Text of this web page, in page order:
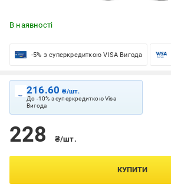
В наявності
-5% з суперкредиткою VISA Вигода
216.60₴/шт.
До -10% з суперкредиткою Visa
Вигода
228 ₴/шт.
КУПИТИ